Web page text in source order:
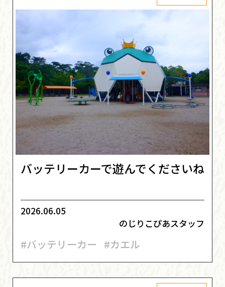
バッテリーカーで遊んでくださいね
2026.06.05
のじりこぴあスタッフ
#バッテリーカー #カエル